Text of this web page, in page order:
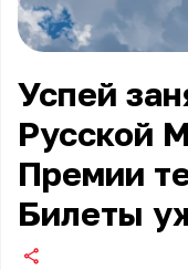
Успей
Русской
Премии
Билеты